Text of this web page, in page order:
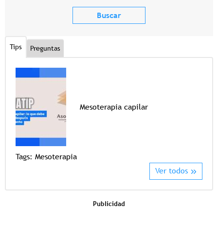
Tips Preguntas
Mesoterapia capilar
Tags: Mesoterapia
Ver todos
Publicidad